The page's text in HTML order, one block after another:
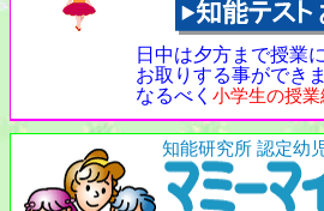
日中は夕方まで授業
お取りする事ができ
なるべく 小学生の授
知能研究所 認定幼